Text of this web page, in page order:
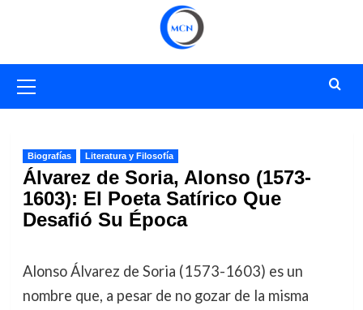
primario
Biografías Literatura y Filosofía
Álvarez de Soria, Alonso (1573-
1603): El Poeta Satírico Que
Desafió Su Época
Alonso Álvarez de Soria (1573-1603) es un
nombre que, a pesar de no gozar de la misma